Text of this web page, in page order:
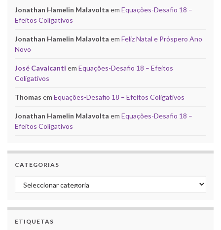
Jonathan Hamelin Malavolta em Equações-Desafio 18 –
Efeitos Coligativos
Jonathan Hamelin Malavolta em Feliz Natal e Próspero Ano
Novo
José Cavalcanti em Equações-Desafio 18 – Efeitos
Coligativos
Thomas em Equações-Desafio 18 – Efeitos Coligativos
Jonathan Hamelin Malavolta em Equações-Desafio 18 –
Efeitos Coligativos
CATEGORIAS
Categorias
ETIQUETAS